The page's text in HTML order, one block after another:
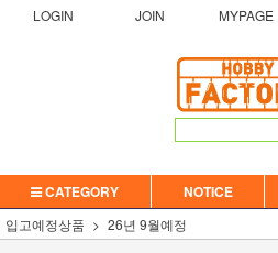
LOGIN JOIN MYPAGE
CATEGORY NOTICE
입고예정상품 26년 9월예정